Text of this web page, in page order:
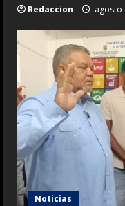
Redaccion agosto
Noticias